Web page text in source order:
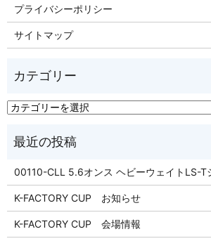
プライバシーポリシー
サイトマップ
00110-CLL 5.6オンス ヘビーウェイトLS-T
K-FACTORY CUP お知らせ
K-FACTORY CUP 会場情報